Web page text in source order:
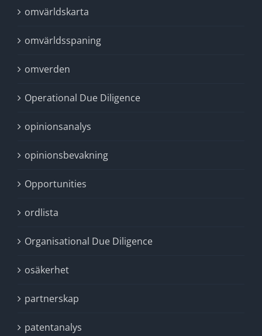
omvärldskarta
omvärldsspaning
omverden
Operational Due Diligence
opinionsanalys
opinionsbevakning
Opportunities
ordlista
Organisational Due Diligence
osäkerhet
partnerskap
patentanalys